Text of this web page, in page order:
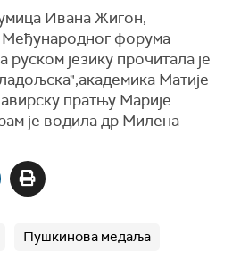
Ивана Жигон,
форума
руском језику прочитала је
Матије
пратњу Марије
је водила др Милена
Пушкинова медаља